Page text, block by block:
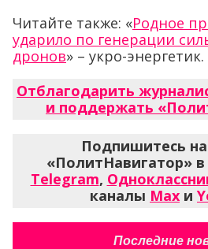
Читайте также: «Родное
ударило по генерации
дронов» – укро-энергетик.
Отблагодарить
и поддержать
Подпишитесь
«ПолитНавигатор» в
Telegram,
каналы Max и
Последние